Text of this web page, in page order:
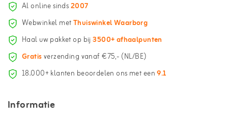
Al online sinds2007
Webwinkel metThuiswinkel Waarborg
Haal uw pakket op bij3500+ afhaalpunten
Gratisverzending vanaf €75,- (NL/BE)
18.000+ klanten beoordelen ons met een9.1
Informatie